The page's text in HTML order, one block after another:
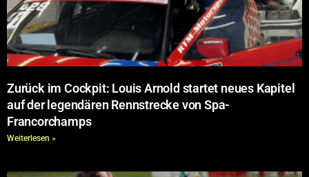
Zurück im Cockpit: Louis Arnold startet neues Kapitel
auf der legendären Rennstrecke von Spa-
Francorchamps
Weiterlesen »